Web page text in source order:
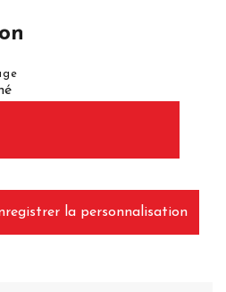
la personnalisation